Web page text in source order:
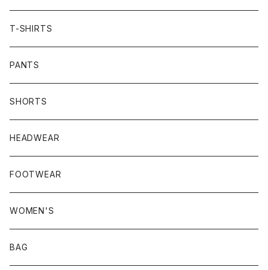
T-SHIRTS
PANTS
SHORTS
HEADWEAR
FOOTWEAR
WOMEN'S
BAG